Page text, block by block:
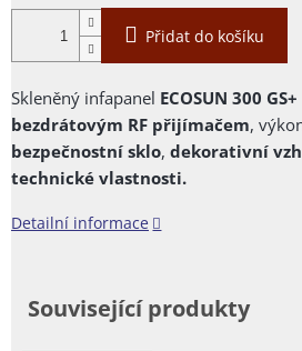
Přidat do košíku
Skleněný infapanel ECOSUN 300
bezdrátovým RF přijímačem,
bezpečnostní sklo, dekorativní
technické vlastnosti.
Detailní informace
Související produkty